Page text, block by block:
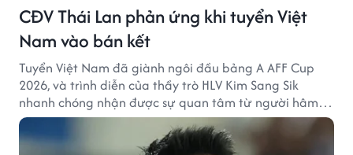
CĐV Thái Lan phản ứng khi tuyển Việt
Nam vào bán kết
Tuyển Việt Nam đã giành ngôi đầu bảng A AFF Cup
2026, và trình diễn của thầy trò HLV Kim Sang Sik
nhanh chóng nhận được sự quan tâm từ người hâm
mộ Thái Lan.